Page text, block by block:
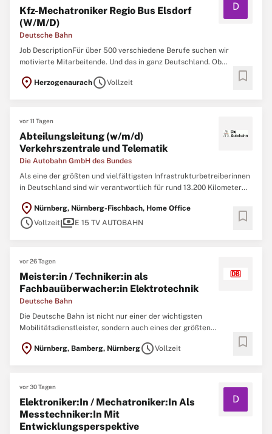
Kfz-Mechatroniker Regio Bus Elsdorf
(W/M/D)
Deutsche Bahn
D
Job DescriptionFür über 500 verschiedene Berufe suchen wir
motivierte Mitarbeitende. Und das in ganz Deutschland. Ob
erfahrene Profis oder Berufsstarter:innen - wir bieten zahlreiche
Einstiegs- und Weiterbildungsmöglichkeiten.\ NZum
location_on HerzogenaurachscheduleVollzeit bookmark
vor 11 Tagen
Abteilungsleitung (w/m/d)
Verkehrszentrale und Telematik
Die Autobahn GmbH des Bundes
Als eine der größten und vielfältigsten Infrastrukturbetreiberinnen
in Deutschland sind wir verantwortlich für rund 13.200 Kilometer
mit viel Raum für persönliche und berufliche Entfaltung und
Gestaltungsmöglichkeiten
location_on Nürnberg, Nürnberg-Fischbach, Home Office
scheduleVollzeitpaymentsE 15 TV AUTOBAHN bookmark
vor 26 Tagen
Meister:in / Techniker:in als
Fachbauüberwacher:in Elektrotechnik
Deutsche Bahn
Die Deutsche Bahn ist nicht nur einer der wichtigsten
Mobilitätsdienstleister, sondern auch eines der größten
Ingenieurbüros Deutschlands. Um neue Brücken, Tunnel, Bahnhöfe,
Gleise und Signalanlagen zu realisieren und nachhaltig instand zu
location_on Nürnberg, Bamberg, NürnbergscheduleVollzeit bookmark
vor 30 Tagen
Elektroniker:In / Mechatroniker:In Als
Messtechniker:In Mit
Entwicklungsperspektive
D